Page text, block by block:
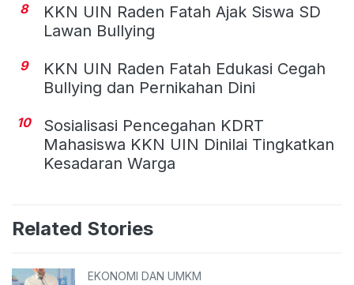
8
KKN UIN Raden Fatah Ajak Siswa SD
Lawan Bullying
9
KKN UIN Raden Fatah Edukasi Cegah
Bullying dan Pernikahan Dini
10
Sosialisasi Pencegahan KDRT
Mahasiswa KKN UIN Dinilai Tingkatkan
Kesadaran Warga
Related Stories
EKONOMI DAN UMKM